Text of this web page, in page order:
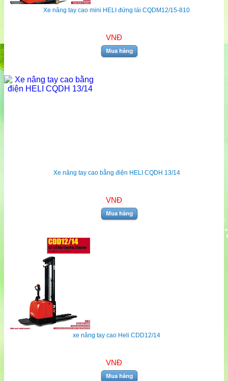
Xe nâng tay cao mini HELI đứng lái CQDM12/15-810
VNĐ
Xe nâng tay cao bằng điện HELI CQDH 13/14
VNĐ
xe nâng tay cao Heli CDD12/14
VNĐ